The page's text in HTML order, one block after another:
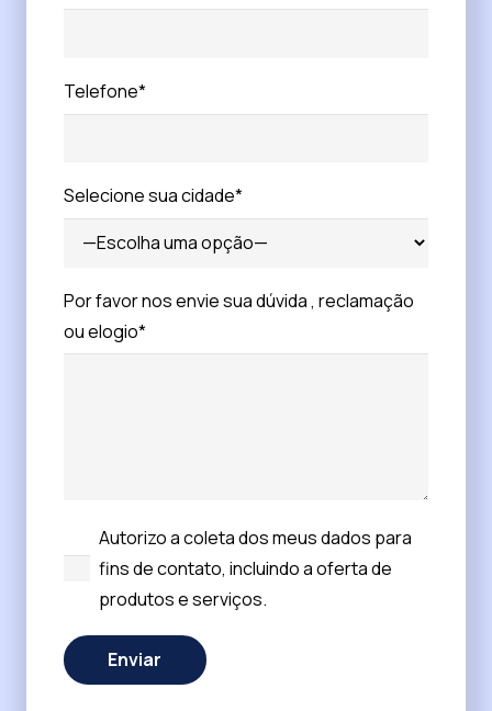
Telefone*
Selecione sua cidade*
Por favor nos envie sua dúvida , reclamação
ou elogio*
Autorizo a coleta dos meus dados para
fins de contato, incluindo a oferta de
produtos e serviços.